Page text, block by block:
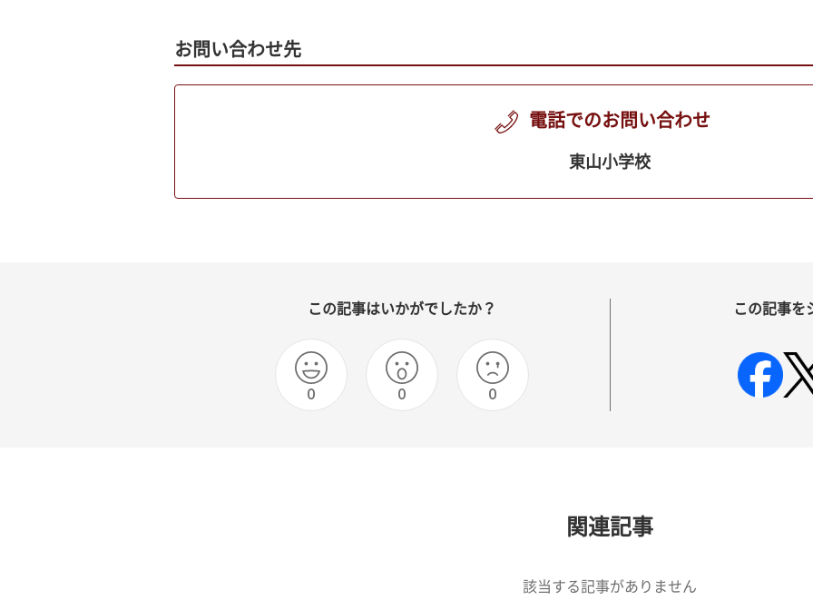
お問い合わせ先
電話でのお問い合わせ
東山小学校
この記事はいかがでしたか？
0 0 0
この記事を
関連記事
該当する記事がありません